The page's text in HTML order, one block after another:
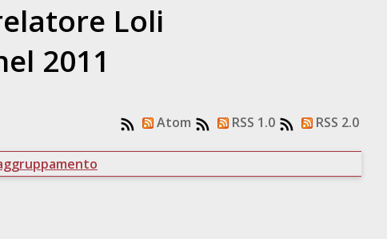
Loli
2011
Atom RSS 1.0 RSS 2.0